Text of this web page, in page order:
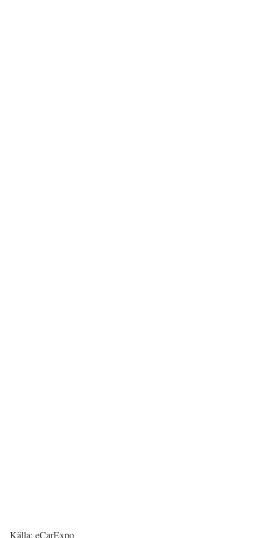
Källa: eCarExpo